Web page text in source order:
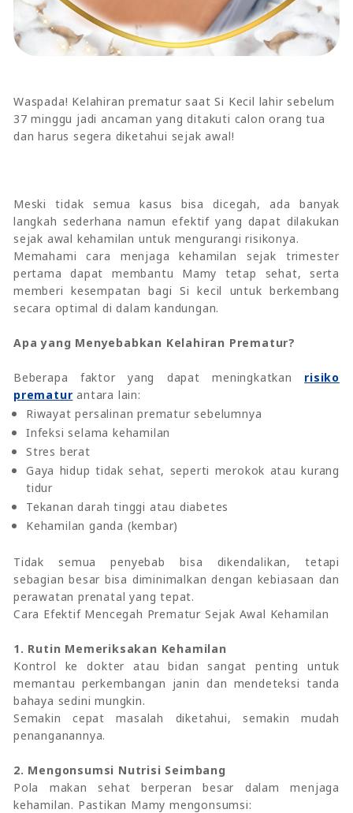
Waspada! Kelahiran prematur saat Si Kecil lahir sebelum
37 minggu jadi ancaman yang ditakuti calon orang tua
dan harus segera diketahui sejak awal!
Meski tidak semua kasus bisa dicegah, ada banyak
langkah sederhana namun efektif yang dapat dilakukan
sejak awal kehamilan untuk mengurangi risikonya.
Memahami cara menjaga kehamilan sejak trimester
pertama dapat membantu Mamy tetap sehat, serta
memberi kesempatan bagi Si kecil untuk berkembang
secara optimal di dalam kandungan.
Apa yang Menyebabkan Kelahiran Prematur?
Beberapa faktor yang dapat meningkatkan risiko
prematur antara lain:
Riwayat persalinan prematur sebelumnya
Infeksi selama kehamilan
Stres berat
Gaya hidup tidak sehat, seperti merokok atau kurang
tidur
Tekanan darah tinggi atau diabetes
Kehamilan ganda (kembar)
Tidak semua penyebab bisa dikendalikan, tetapi
sebagian besar bisa diminimalkan dengan kebiasaan dan
perawatan prenatal yang tepat.
Cara Efektif Mencegah Prematur Sejak Awal Kehamilan
1. Rutin Memeriksakan Kehamilan
Kontrol ke dokter atau bidan sangat penting untuk
memantau perkembangan janin dan mendeteksi tanda
bahaya sedini mungkin.
Semakin cepat masalah diketahui, semakin mudah
penanganannya.
2. Mengonsumsi Nutrisi Seimbang
Pola makan sehat berperan besar dalam menjaga
kehamilan. Pastikan Mamy mengonsumsi: